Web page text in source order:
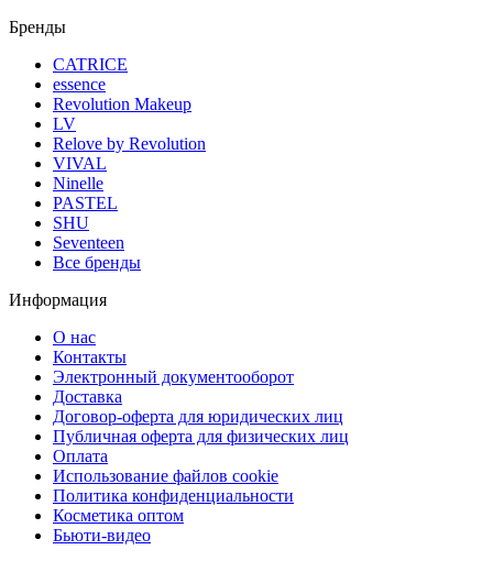
Бренды
CATRICE
essence
Revolution Makeup
LV
Relove by Revolution
VIVAL
Ninelle
PASTEL
SHU
Seventeen
Все бренды
Информация
О нас
Контакты
Электронный документооборот
Доставка
Договор-оферта для юридических лиц
Публичная оферта для физических лиц
Оплата
Использование файлов cookie
Политика конфиденциальности
Косметика оптом
Бьюти-видео